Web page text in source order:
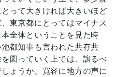
って大きければ大きいほど
東京都にとってはマイナス
全体ということを見た時
都知事も言われた共存共
図っていく上では、譲るべ
ょうか、寛容に地方の声に